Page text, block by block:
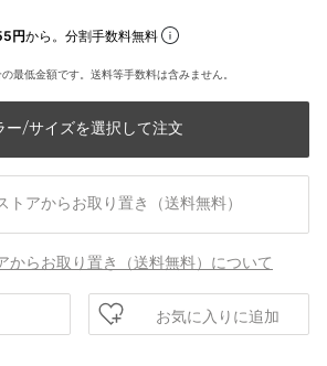
円から。分割手数料無料
最低金額です。送料等手数料は含みません。
ー/サイズを選択して注文
トアからお取り置き（送料無料）
からお取り置き（送料無料）について
お気に入りに追加